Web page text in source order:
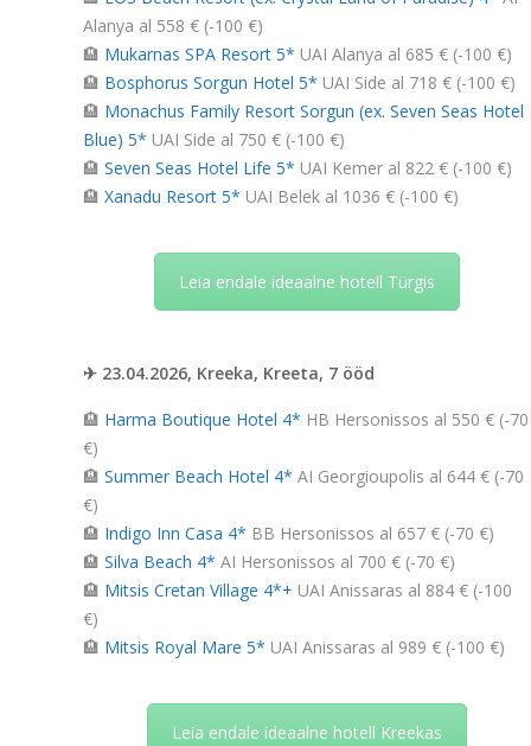
Alanya al 558 € (-100 €)
🏨 Mukarnas SPA Resort 5* UAI Alanya al 685 € (-100 €)
🏨 Bosphorus Sorgun Hotel 5* UAI Side al 718 € (-100 €)
🏨 Monachus Family Resort Sorgun (ex. Seven Seas Hotel
Blue) 5* UAI Side al 750 € (-100 €)
🏨 Seven Seas Hotel Life 5* UAI Kemer al 822 € (-100 €)
🏨 Xanadu Resort 5* UAI Belek al 1036 € (-100 €)
Leia endale ideaalne hotell Türgis
✈ 23.04.2026, Kreeka, Kreeta, 7 ööd
🏨 Harma Boutique Hotel 4* HB Hersonissos al 550 € (-70
€)
🏨 Summer Beach Hotel 4* AI Georgioupolis al 644 € (-70
€)
🏨 Indigo Inn Casa 4* BB Hersonissos al 657 € (-70 €)
🏨 Silva Beach 4* AI Hersonissos al 700 € (-70 €)
🏨 Mitsis Cretan Village 4*+ UAI Anissaras al 884 € (-100
€)
🏨 Mitsis Royal Mare 5* UAI Anissaras al 989 € (-100 €)
Leia endale ideaalne hotell Kreekas